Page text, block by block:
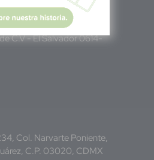
- 5:00pm
C.V - El Salvador 0614-
Col. Narvarte Poniente,
C.P. 03020, CDMX